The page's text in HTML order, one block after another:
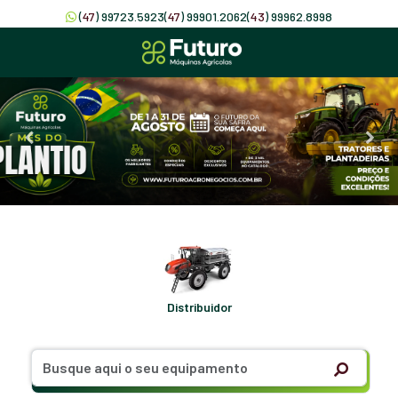
(47) 99723.5923(47) 99901.2062(43) 99962.8998
Distribuidor